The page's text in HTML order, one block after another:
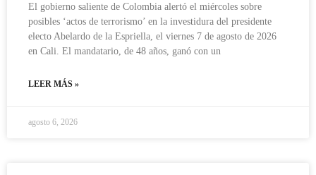
El gobierno saliente de Colombia alertó el miércoles sobre
posibles ‘actos de terrorismo’ en la investidura del presidente
electo Abelardo de la Espriella, el viernes 7 de agosto de 2026
en Cali. El mandatario, de 48 años, ganó con un
LEER MÁS »
agosto 6, 2026